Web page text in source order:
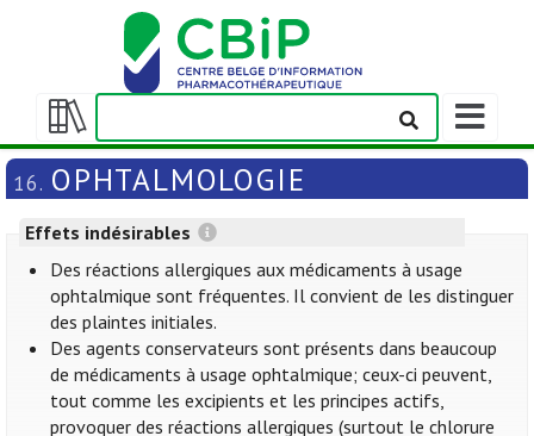
Afficher/masquer
la
table
matières
Afficher/
la
barre
navigation
16. OPHTALMOLOGIE
Effets indésirables
Des réactions allergiques aux médicaments à usage
ophtalmique sont fréquentes. Il convient de les distinguer
des plaintes initiales.
Des agents conservateurs sont présents dans beaucoup
de médicaments à usage ophtalmique; ceux-ci peuvent,
tout comme les excipients et les principes actifs,
provoquer des réactions allergiques (surtout le chlorure